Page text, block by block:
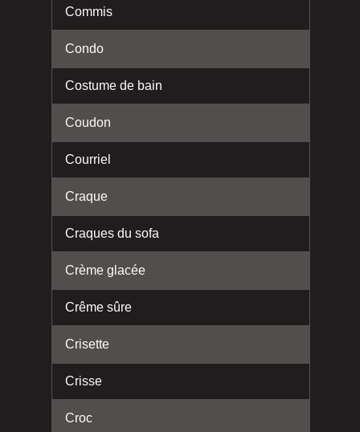
Commis
Condo
Costume de bain
Coudon
Courriel
Craque
Craques du sofa
Crème glacée
Crême sûre
Crisette
Crisse
Croc